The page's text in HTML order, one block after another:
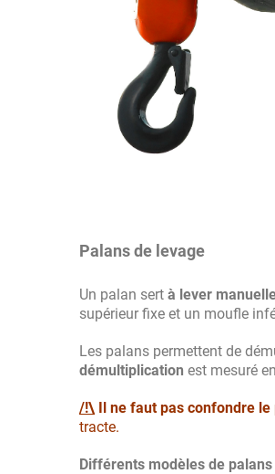
Palans de levage
Un palan sert à lever
supérieur fixe et un moufle
Les palans permettent de
démultiplication est mesuré
/!\ Il ne faut pas confondre
tracte.
Différents modèles de